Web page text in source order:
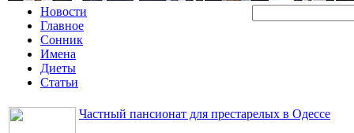
Новости
Главное
Сонник
Имена
Диеты
Статьи
Частный пансионат для престарелых в Одессе